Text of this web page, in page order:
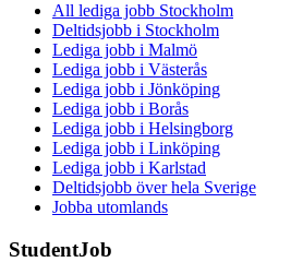
All lediga jobb Stockholm
Deltidsjobb i Stockholm
Lediga jobb i Malmö
Lediga jobb i Västerås
Lediga jobb i Jönköping
Lediga jobb i Borås
Lediga jobb i Helsingborg
Lediga jobb i Linköping
Lediga jobb i Karlstad
Deltidsjobb över hela Sverige
Jobba utomlands
StudentJob